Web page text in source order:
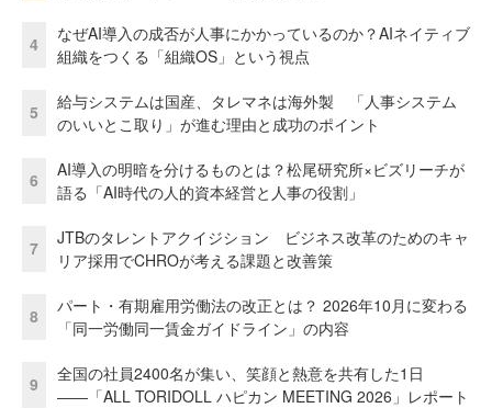
4
なぜAI導入の成否が人事にかかっているのか？AIネイティブ
組織をつくる「組織OS」という視点
5
給与システムは国産、タレマネは海外製 「人事システム
のいいとこ取り」が進む理由と成功のポイント
6
AI導入の明暗を分けるものとは？松尾研究所×ビズリーチが
語る「AI時代の人的資本経営と人事の役割」
7
JTBのタレントアクイジション ビジネス改革のためのキャ
リア採用でCHROが考える課題と改善策
8
パート・有期雇用労働法の改正とは？ 2026年10月に変わる
「同一労働同一賃金ガイドライン」の内容
9
全国の社員2400名が集い、笑顔と熱意を共有した1日
――「ALL TORIDOLL ハピカン MEETING 2026」レポート